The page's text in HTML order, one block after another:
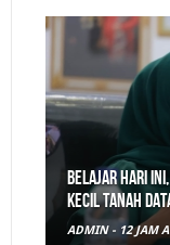
Belajar Hari
Kecil Tanah
ADMIN - 12 JAM